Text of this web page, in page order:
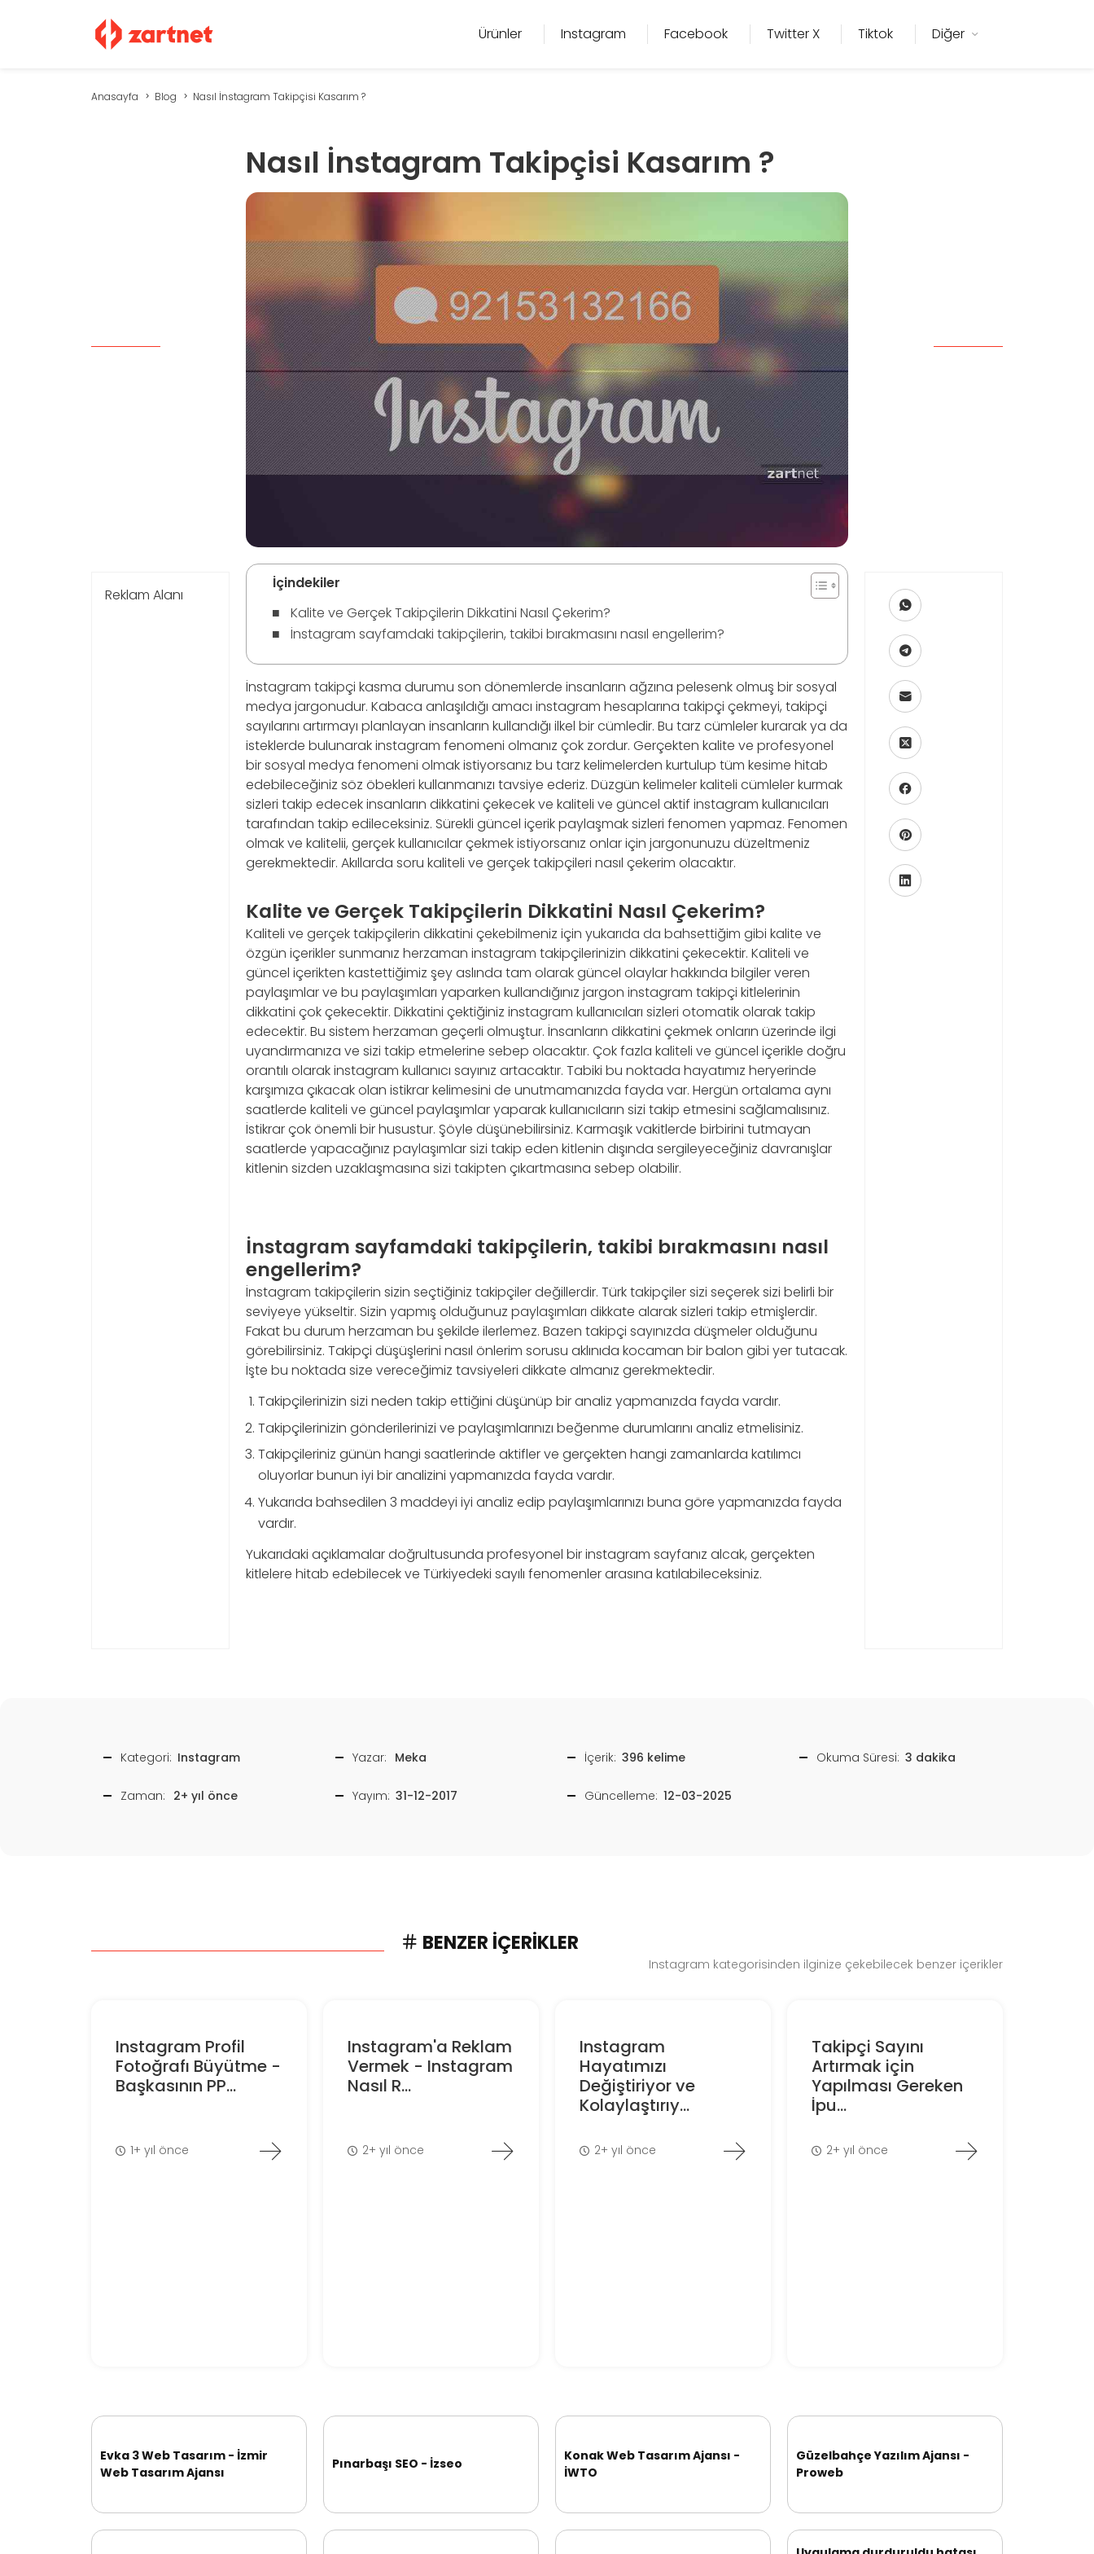
Ürünler Instagram Facebook Twitter X Tiktok Diğer
Anasayfa Blog Nasıl İnstagram Takipçisi Kasarım ?
Nasıl İnstagram Takipçisi Kasarım ?
Reklam Alanı
İçindekiler
Kalite ve Gerçek Takipçilerin Dikkatini Nasıl Çekerim?
İnstagram sayfamdaki takipçilerin, takibi bırakmasını nasıl engellerim?
İnstagram takipçi kasma durumu son dönemlerde insanların ağzına pelesenk olmuş bir sosyal
medya jargonudur. Kabaca anlaşıldığı amacı instagram hesaplarına takipçi çekmeyi, takipçi
sayılarını artırmayı planlayan insanların kullandığı ilkel bir cümledir. Bu tarz cümleler kurarak ya da
isteklerde bulunarak instagram fenomeni olmanız çok zordur. Gerçekten kalite ve profesyonel
bir sosyal medya fenomeni olmak istiyorsanız bu tarz kelimelerden kurtulup tüm kesime hitab
edebileceğiniz söz öbekleri kullanmanızı tavsiye ederiz. Düzgün kelimeler kaliteli cümleler kurmak
sizleri takip edecek insanların dikkatini çekecek ve kaliteli ve güncel aktif instagram kullanıcıları
tarafından takip edileceksiniz. Sürekli güncel içerik paylaşmak sizleri fenomen yapmaz. Fenomen
olmak ve kalitelii, gerçek kullanıcılar çekmek istiyorsanız onlar için jargonunuzu düzeltmeniz
gerekmektedir. Akıllarda soru kaliteli ve gerçek takipçileri nasıl çekerim olacaktır.
Kalite ve Gerçek Takipçilerin Dikkatini Nasıl Çekerim?
Kaliteli ve gerçek takipçilerin dikkatini çekebilmeniz için yukarıda da bahsettiğim gibi kalite ve
özgün içerikler sunmanız herzaman instagram takipçilerinizin dikkatini çekecektir. Kaliteli ve
güncel içerikten kastettiğimiz şey aslında tam olarak güncel olaylar hakkında bilgiler veren
paylaşımlar ve bu paylaşımları yaparken kullandığınız jargon instagram takipçi kitlelerinin
dikkatini çok çekecektir. Dikkatini çektiğiniz instagram kullanıcıları sizleri otomatik olarak takip
edecektir. Bu sistem herzaman geçerli olmuştur. İnsanların dikkatini çekmek onların üzerinde ilgi
uyandırmanıza ve sizi takip etmelerine sebep olacaktır. Çok fazla kaliteli ve güncel içerikle doğru
orantılı olarak instagram kullanıcı sayınız artacaktır. Tabiki bu noktada hayatımız heryerinde
karşımıza çıkacak olan istikrar kelimesini de unutmamanızda fayda var. Hergün ortalama aynı
saatlerde kaliteli ve güncel paylaşımlar yaparak kullanıcıların sizi takip etmesini sağlamalısınız.
İstikrar çok önemli bir husustur. Şöyle düşünebilirsiniz. Karmaşık vakitlerde birbirini tutmayan
saatlerde yapacağınız paylaşımlar sizi takip eden kitlenin dışında sergileyeceğiniz davranışlar
kitlenin sizden uzaklaşmasına sizi takipten çıkartmasına sebep olabilir.
İnstagram sayfamdaki takipçilerin, takibi bırakmasını nasıl
engellerim?
İnstagram takipçilerin sizin seçtiğiniz takipçiler değillerdir. Türk takipçiler sizi seçerek sizi belirli bir
seviyeye yükseltir. Sizin yapmış olduğunuz paylaşımları dikkate alarak sizleri takip etmişlerdir.
Fakat bu durum herzaman bu şekilde ilerlemez. Bazen takipçi sayınızda düşmeler olduğunu
görebilirsiniz. Takipçi düşüşlerini nasıl önlerim sorusu aklınıda kocaman bir balon gibi yer tutacak.
İşte bu noktada size vereceğimiz tavsiyeleri dikkate almanız gerekmektedir.
Takipçilerinizin sizi neden takip ettiğini düşünüp bir analiz yapmanızda fayda vardır.
Takipçilerinizin gönderilerinizi ve paylaşımlarınızı beğenme durumlarını analiz etmelisiniz.
Takipçileriniz günün hangi saatlerinde aktifler ve gerçekten hangi zamanlarda katılımcı
oluyorlar bunun iyi bir analizini yapmanızda fayda vardır.
Yukarıda bahsedilen 3 maddeyi iyi analiz edip paylaşımlarınızı buna göre yapmanızda fayda
vardır.
Yukarıdaki açıklamalar doğrultusunda profesyonel bir instagram sayfanız alcak, gerçekten
kitlelere hitab edebilecek ve Türkiyedeki sayılı fenomenler arasına katılabileceksiniz.
Kategori: Instagram Yazar: Meka İçerik: 396 kelime Okuma Süresi: 3 dakika
Zaman: 2+ yıl önce Yayım: 31-12-2017 Güncelleme: 12-03-2025
BENZER İÇERIKLER
Instagram kategorisinden ilginize çekebilecek benzer içerikler
Instagram Profil
Fotoğrafı Büyütme -
Başkasının PP...
1+ yıl önce
Instagram'a Reklam
Vermek - Instagram
Nasıl R...
2+ yıl önce
Instagram
Hayatımızı
Değiştiriyor ve
Kolaylaştırıy...
2+ yıl önce
Takipçi Sayını
Artırmak için
Yapılması Gereken
İpu...
2+ yıl önce
Evka 3 Web Tasarım - İzmir
Web Tasarım Ajansı
Pınarbaşı SEO - İzseo
Konak Web Tasarım Ajansı -
İWTO
Güzelbahçe Yazılım Ajansı -
Proweb